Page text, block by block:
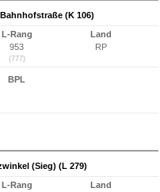
(K 106)
L-Rang
953
(777)
Land
RP
BPL
(Sieg) (L 279)
L-Rang
Land